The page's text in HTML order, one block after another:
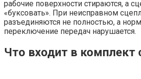
рабочие поверхности стираются, а
«буксовать». При неисправном
разъединяются не полностью, а
переключение передач нарушается.
Что входит в комплект